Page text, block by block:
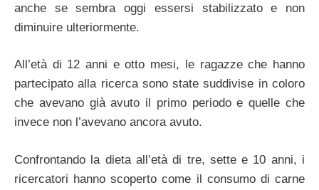
anche se sembra oggi essersi stabilizzato e non
diminuire ulteriormente.
All’età di 12 anni e otto mesi, le ragazze che hanno
partecipato alla ricerca sono state suddivise in coloro
che avevano già avuto il primo periodo e quelle che
invece non l’avevano ancora avuto.
Confrontando la dieta all’età di tre, sette e 10 anni, i
ricercatori hanno scoperto come il consumo di carne